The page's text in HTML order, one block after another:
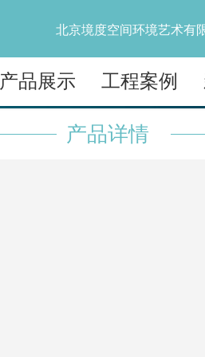
北京境度空间环境艺术有
产品展示 工程案例
产品详情